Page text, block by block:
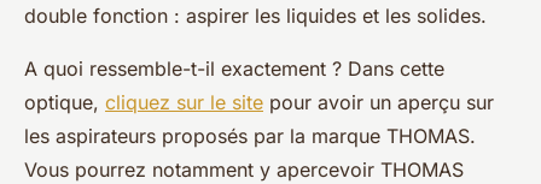
double fonction : aspirer les liquides et les solides.
A quoi ressemble-t-il exactement ? Dans cette
optique, cliquez sur le site pour avoir un aperçu sur
les aspirateurs proposés par la marque THOMAS.
Vous pourrez notamment y apercevoir THOMAS